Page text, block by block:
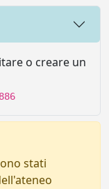
o creare un
stati